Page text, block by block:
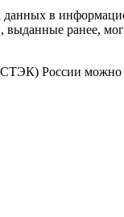
данных в
ранее,
России можно